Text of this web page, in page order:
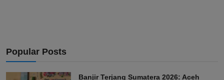
Popular Posts
Banjir Terjang Sumatera 2026: Aceh